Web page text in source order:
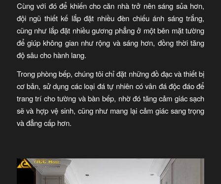
Cùng với đó để khiến cho căn nhà trở nên sáng sủa hơn,
đội ngũ thiết kế lắp đặt nhiều đèn chiếu ánh sáng trắng,
cũng như lắp đặt nhiều gương phẳng ở một bên mặt tường
để giúp không gian như rộng và sáng hơn, đồng thời tăng
độ sâu cho hành lang.
Trong phòng bếp, chúng tôi chỉ đặt những đồ đạc và thiết bị
cơ bản, sử dụng các loại đá tự nhiên có vân đá độc đáo để
trang trí cho tường và bàn bếp, nhờ đó tăng cảm giác sạch
sẽ và hợp vệ sinh, cũng như mang lại cảm giác sang trọng
và đẳng cấp hơn.